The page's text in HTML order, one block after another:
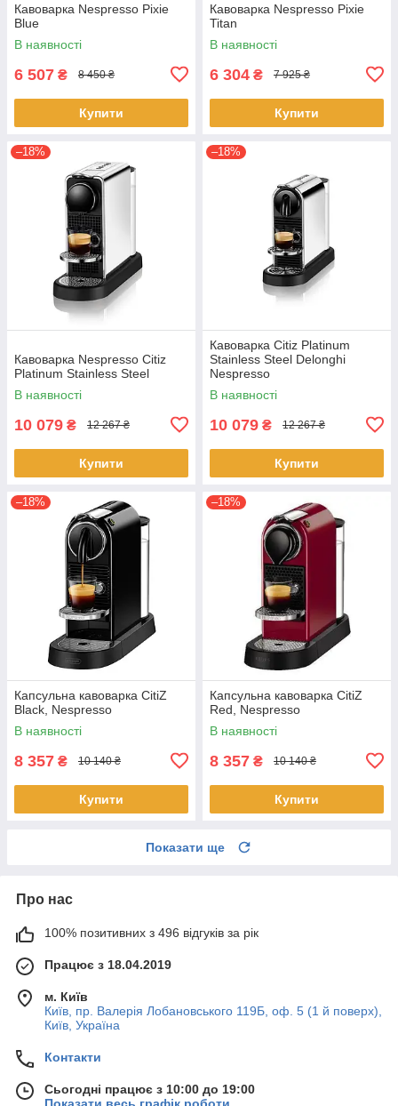
Кавоварка Nespresso Pixie
Blue
В наявності
6 507 ₴ 8 450 ₴
Купити
Кавоварка Nespresso Pixie
Titan
В наявності
6 304 ₴ 7 925 ₴
Купити
–18%
Кавоварка Nespresso Citiz
Platinum Stainless Steel
В наявності
10 079 ₴ 12 267 ₴
Купити
–18%
Кавоварка Citiz Platinum
Stainless Steel Delonghi
Nespresso
В наявності
10 079 ₴ 12 267 ₴
Купити
–18%
Капсульна кавоварка CitiZ
Black, Nespresso
В наявності
8 357 ₴ 10 140 ₴
Купити
–18%
Капсульна кавоварка CitiZ
Red, Nespresso
В наявності
8 357 ₴ 10 140 ₴
Купити
Показати ще
Про нас
100% позитивних з 496 відгуків за рік
Працює з 18.04.2019
м. Київ
Київ, пр. Валерія Лобановського 119Б, оф. 5 (1 й поверх),
Київ, Україна
Контакти
Сьогодні працює з 10:00 до 19:00